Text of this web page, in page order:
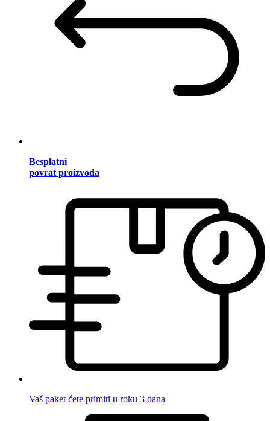
Besplatni
povrat proizvoda
Vaš paket ćete primiti u roku 3 dana